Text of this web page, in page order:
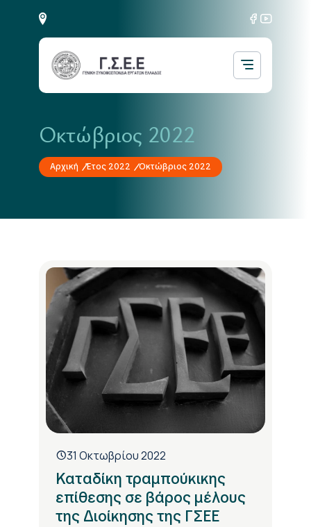
Οκτώβριος 2022
Αρχική Έτος 2022 Οκτώβριος 2022
31 Οκτωβρίου 2022
Καταδίκη τραμπούκικης
επίθεσης σε βάρος μέλους
της Διοίκησης της ΓΣΕΕ